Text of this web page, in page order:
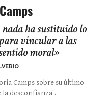
ha sustituido lo
vincular a las
moral»
Camps sobre su último
la desconfianza'.